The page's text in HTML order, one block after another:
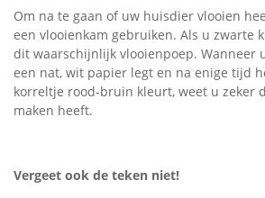
Om na te gaan of uw huisdier vlooien
een vlooienkam gebruiken. Als u zwarte
dit waarschijnlijk vlooienpoep. Wanneer
een nat, wit papier legt en na enige tijd
korreltje rood-bruin kleurt, weet u zeker
maken heeft.
Vergeet ook de teken niet!